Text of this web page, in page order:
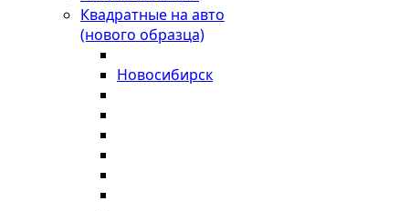
Квадратные на авто
(нового образца)
Новосибирск